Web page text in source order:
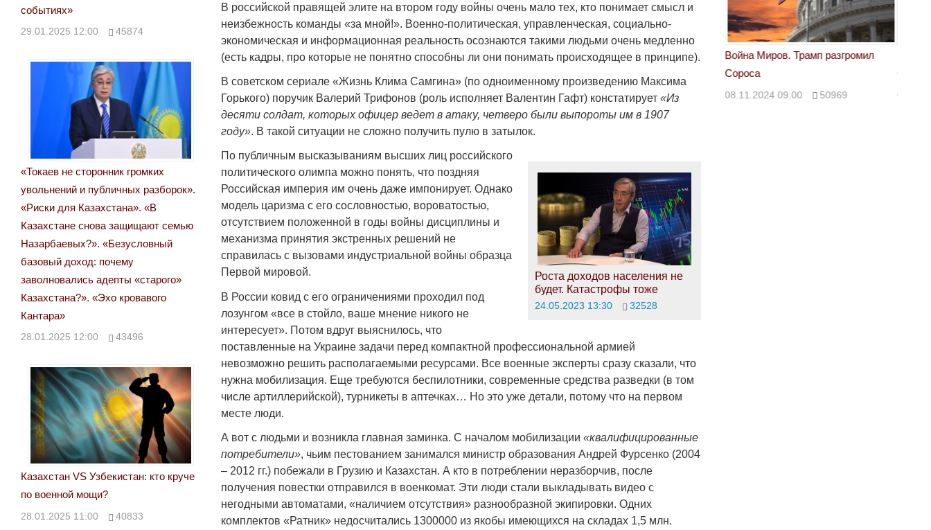
В российской правящей элите на втором году войны очень мало тех, кто понимает смысл и
неизбежность команды «за мной!». Военно-политическая, управленческая, социально-
экономическая и информационная реальность осознаются такими людьми очень медленно
(есть кадры, про которые не понятно способны ли они понимать происходящее в принципе).
В советском сериале «Жизнь Клима Самгина» (по одноименному произведению Максима
Горького) поручик Валерий Трифонов (роль исполняет Валентин Гафт) констатирует«Из
десяти солдат, которых офицер ведет в атаку, четверо были выпороты им в 1907
году». В такой ситуации не сложно получить пулю в затылок.
Роста доходов населения не
будет. Катастрофы тоже
24.05.2023 13:30 32528
По публичным высказываниям высших лиц российского
политического олимпа можно понять, что поздняя
Российская империя им очень даже импонирует. Однако
модель царизма с его сословностью, вороватостью,
отсутствием положенной в годы войны дисциплины и
механизма принятия экстренных решений не
справилась с вызовами индустриальной войны образца
Первой мировой.
В России ковид с его ограничениями проходил под
лозунгом «все в стойло, ваше мнение никого не
интересует». Потом вдруг выяснилось, что
поставленные на Украине задачи перед компактной профессиональной армией
невозможно решить располагаемыми ресурсами. Все военные эксперты сразу сказали, что
нужна мобилизация. Еще требуются беспилотники, современные средства разведки (в том
числе артиллерийской), турникеты в аптечках… Но это уже детали, потому что на первом
месте люди.
А вот с людьми и возникла главная заминка. С началом мобилизации«квалифицированные
потребители», чьим пестованием занимался министр образования Андрей Фурсенко (2004
– 2012 гг.) побежали в Грузию и Казахстан. А кто в потреблении неразборчив, после
получения повестки отправился в военкомат. Эти люди стали выкладывать видео с
негодными автоматами, «наличием отсутствия» разнообразной экипировки. Одних
комплектов «Ратник» недосчитались 1300000 из якобы имеющихся на складах 1,5 млн.
событиях»
29.01.2025 12:00 45874
«Токаев не сторонник громких
увольнений и публичных разборок».
«Риски для Казахстана». «В
Казахстане снова защищают семью
Назарбаевых?». «Безусловный
базовый доход: почему
заволновались адепты «старого»
Казахстана?». «Эхо кровавого
Кантара»
28.01.2025 12:00 43496
Казахстан VS Узбекистан: кто круче
по военной мощи?
28.01.2025 11:00 40833
Война Миров. Трамп разгромил
08.11.2024 09:00 50969
Война Миров. Трамп разгромил
Сороса
08.11.2024 09:00 50969